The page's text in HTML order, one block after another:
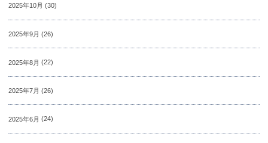
2025年10月 (30)
2025年9月 (26)
2025年8月 (22)
2025年7月 (26)
2025年6月 (24)